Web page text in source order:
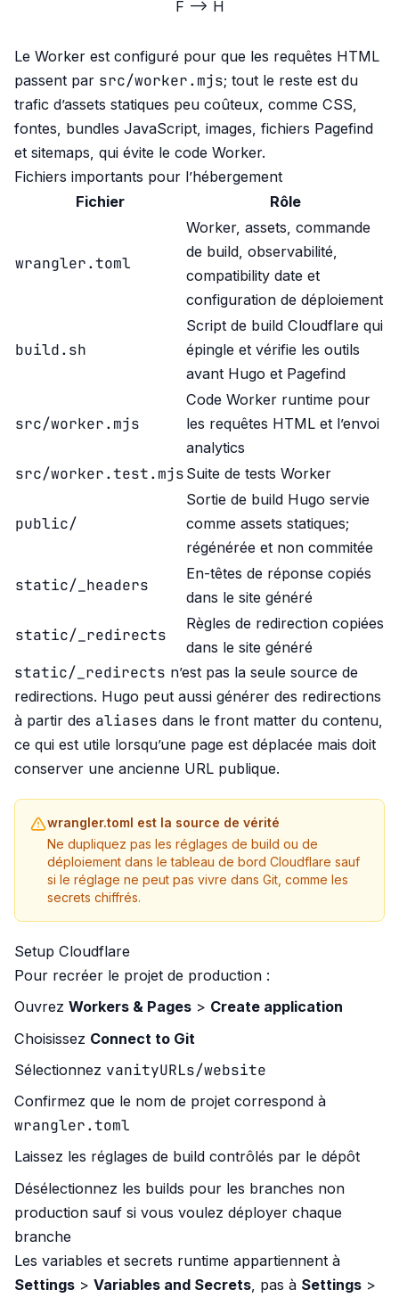
F --> H
Le Worker est configuré pour que les requêtes HTML
passent par src/worker.mjs; tout le reste est du
trafic d’assets statiques peu coûteux, comme CSS,
fontes, bundles JavaScript, images, fichiers Pagefind
et sitemaps, qui évite le code Worker.
Fichiers importants pour l’hébergement
Fichier
Rôle
wrangler.toml
Worker, assets, commande
de build, observabilité,
compatibility date et
configuration de déploiement
build.sh
Script de build Cloudflare qui
épingle et vérifie les outils
avant Hugo et Pagefind
src/worker.mjs
Code Worker runtime pour
les requêtes HTML et l’envoi
analytics
src/worker.test.mjs Suite de tests Worker
public/
Sortie de build Hugo servie
comme assets statiques;
régénérée et non commitée
static/_headers
En-têtes de réponse copiés
dans le site généré
static/_redirects
Règles de redirection copiées
dans le site généré
static/_redirects n’est pas la seule source de
redirections. Hugo peut aussi générer des redirections
à partir des aliases dans le front matter du contenu,
ce qui est utile lorsqu’une page est déplacée mais doit
conserver une ancienne URL publique.
wrangler.toml est la source de vérité
Ne dupliquez pas les réglages de build ou de
déploiement dans le tableau de bord Cloudflare sauf
si le réglage ne peut pas vivre dans Git, comme les
secrets chiffrés.
Setup Cloudflare
Pour recréer le projet de production :
Ouvrez Workers & Pages > Create application
Choisissez Connect to Git
Sélectionnez vanityURLs/website
Confirmez que le nom de projet correspond à
wrangler.toml
Laissez les réglages de build contrôlés par le dépôt
Désélectionnez les builds pour les branches non
production sauf si vous voulez déployer chaque
branche
Les variables et secrets runtime appartiennent à
Settings > Variables and Secrets , pas à Settings >